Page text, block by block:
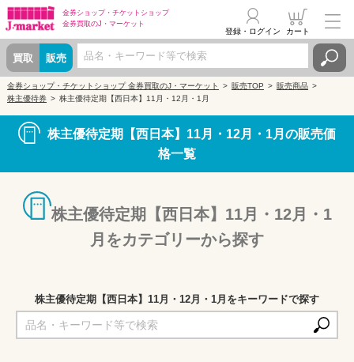
金券ショップ・ チケットショップ
金券買取のJ・マーケット
買取 販売
登録・ログイン カート
金券ショップ・チケットショップ 金券買取のJ・マーケット 販売TOP
販売商品
株主優待券
株主優待定期【西日本】11月・12月・1月
株主優待定期【西日本】11月・12月・1月の販売価
格一覧
株主優待定期【西日本】11月・12月・1
月をカテゴリーから探す
株主優待定期【西日本】11月・12月・1月をキーワードで探す